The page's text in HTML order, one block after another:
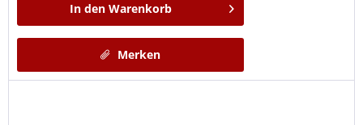
In den Warenkorb
Merken